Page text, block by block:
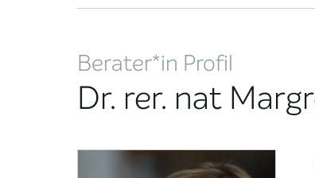
Berater*in Profil
Dr. rer. nat